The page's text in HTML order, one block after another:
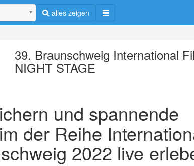
alles zeigen
39. Braunschweig International
NIGHT STAGE
und spannende
der Reihe
2022 live